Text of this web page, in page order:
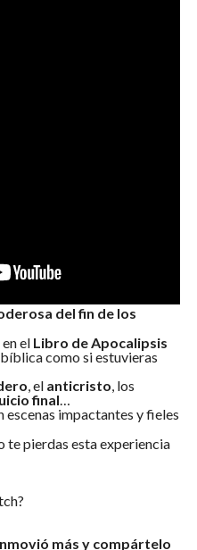
del fin de los
el Libro de Apocalipsis
como si estuvieras
, el anticristo, los
final…
impactantes y fieles
te pierdas esta experiencia
más y compártelo